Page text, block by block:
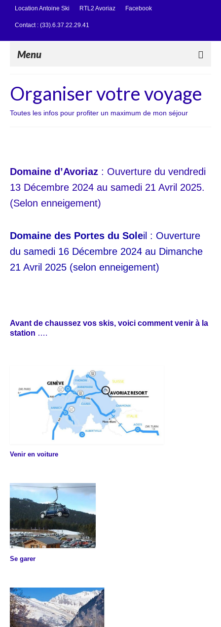
Location Antoine Ski RTL2 Avoriaz Facebook
Contact : (33).6.37.22.29.41
Menu
Organiser votre voyage
Activités extérieures hors ski
News / Bons plans
Studio 310 (Immeuble Le Vivace)
Organiser votre voyage
Toutes les infos pour profiter un maximum de mon séjour
Domaine d’Avoriaz : Ouverture du vendredi
13 Décembre 2024 au samedi 21 Avril 2025.
(Selon enneigement)
Domaine des Portes du Soleil : Ouverture
du samedi 16 Décembre 2024 au Dimanche
21 Avril 2025 (selon enneigement)
Avant de chaussez vos skis, voici comment venir à la
station ….
Venir en voiture
Se garer